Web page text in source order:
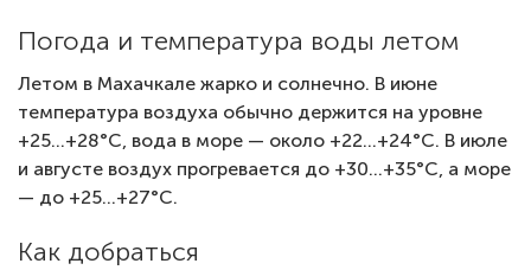
Погода и температура воды летом
Летом в Махачкале жарко и солнечно. В июне
температура воздуха обычно держится на уровне
+25…+28°C, вода в море — около +22…+24°C. В июле
и августе воздух прогревается до +30…+35°C, а море
— до +25…+27°C.
Как добраться